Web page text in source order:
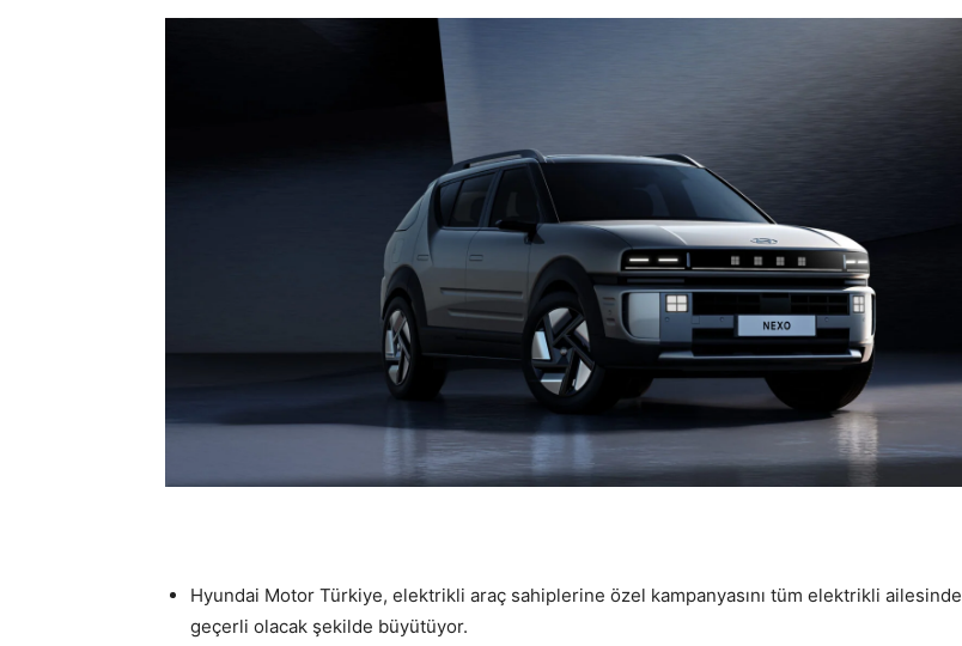
Hyundai Motor Türkiye, elektrikli araç sahiplerine özel kampanyasını tüm elektrikli ailesinde
geçerli olacak şekilde büyütüyor.